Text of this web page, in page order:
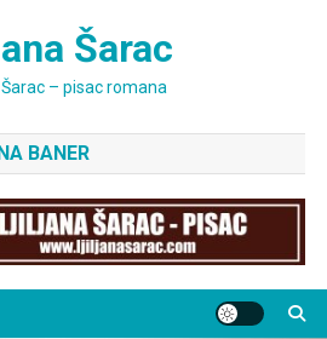
Šarac
Šarac – pisac romana
BANER